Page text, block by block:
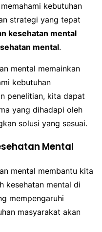
kebutuhan
strategi yang tepat
kesehatan mental
mental.
mental memainkan
kebutuhan
penelitian, kita dapat
yang dihadapi oleh
solusi yang sesuai.
Mental
mental membantu kita
kesehatan mental di
mempengaruhi
masyarakat akan